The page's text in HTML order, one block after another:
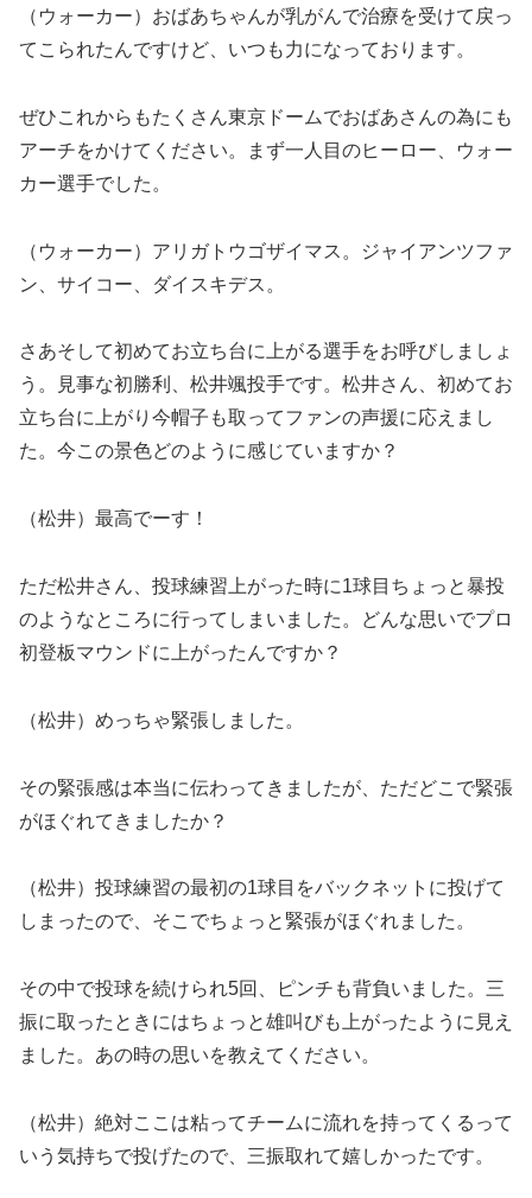
（ウォーカー）おばあちゃんが乳がんで治療を受けて戻っ
てこられたんですけど、いつも力になっております。
ぜひこれからもたくさん東京ドームでおばあさんの為にも
アーチをかけてください。まず一人目のヒーロー、ウォー
カー選手でした。
（ウォーカー）アリガトウゴザイマス。ジャイアンツファ
ン、サイコー、ダイスキデス。
さあそして初めてお立ち台に上がる選手をお呼びしましょ
う。見事な初勝利、松井颯投手です。松井さん、初めてお
立ち台に上がり今帽子も取ってファンの声援に応えまし
た。今この景色どのように感じていますか？
（松井）最高でーす！
ただ松井さん、投球練習上がった時に1球目ちょっと暴投
のようなところに行ってしまいました。どんな思いでプロ
初登板マウンドに上がったんですか？
（松井）めっちゃ緊張しました。
その緊張感は本当に伝わってきましたが、ただどこで緊張
がほぐれてきましたか？
（松井）投球練習の最初の1球目をバックネットに投げて
しまったので、そこでちょっと緊張がほぐれました。
その中で投球を続けられ5回、ピンチも背負いました。三
振に取ったときにはちょっと雄叫びも上がったように見え
ました。あの時の思いを教えてください。
（松井）絶対ここは粘ってチームに流れを持ってくるって
いう気持ちで投げたので、三振取れて嬉しかったです。